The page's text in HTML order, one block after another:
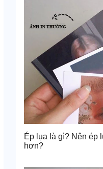
Ép lụa là gì? Nên ép
hơn?